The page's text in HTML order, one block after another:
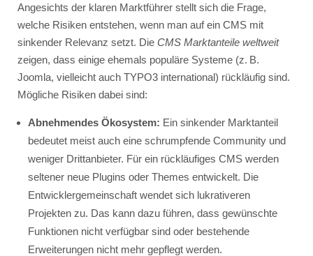
Angesichts der klaren Marktführer stellt sich die Frage,
welche Risiken entstehen, wenn man auf ein CMS mit
sinkender Relevanz setzt. Die CMS Marktanteile weltweit
zeigen, dass einige ehemals populäre Systeme (z. B.
Joomla, vielleicht auch TYPO3 international) rückläufig sind.
Mögliche Risiken dabei sind:
Abnehmendes Ökosystem: Ein sinkender Marktanteil
bedeutet meist auch eine schrumpfende Community und
weniger Drittanbieter. Für ein rückläufiges CMS werden
seltener neue Plugins oder Themes entwickelt. Die
Entwicklergemeinschaft wendet sich lukrativeren
Projekten zu. Das kann dazu führen, dass gewünschte
Funktionen nicht verfügbar sind oder bestehende
Erweiterungen nicht mehr gepflegt werden.